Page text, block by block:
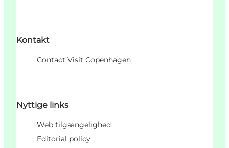
Kontakt
Contact Visit Copenhagen
Nyttige links
Web tilgængelighed
Editorial policy